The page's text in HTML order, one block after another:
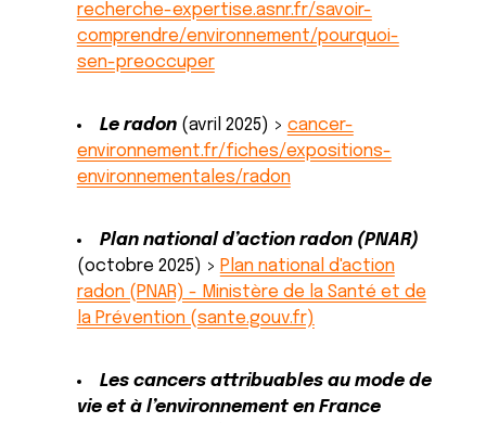
recherche-expertise.asnr.fr/savoir-
comprendre/environnement/pourquoi-
sen-preoccuper
Le radon(avril 2025) > cancer-
environnement.fr/fiches/expositions-
environnementales/radon
Plan national d’action radon (PNAR)
(octobre 2025) > Plan national d'action
radon (PNAR) - Ministère de la Santé et de
la Prévention (sante.gouv.fr)
Les cancers attribuables au mode de
vie et à l’environnement en France